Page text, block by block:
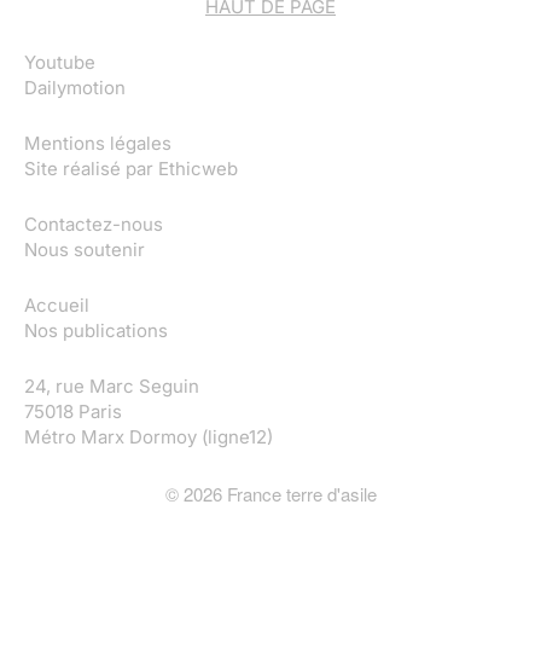
HAUT DE PAGE
Youtube
Dailymotion
Mentions légales
Site réalisé par Ethicweb
Contactez-nous
Nous soutenir
Accueil
Nos publications
24, rue Marc Seguin
75018 Paris
Métro Marx Dormoy (ligne12)
© 2026France terre d'asile